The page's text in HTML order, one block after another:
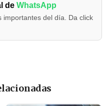
deWhatsApp
importantes del día. Da click